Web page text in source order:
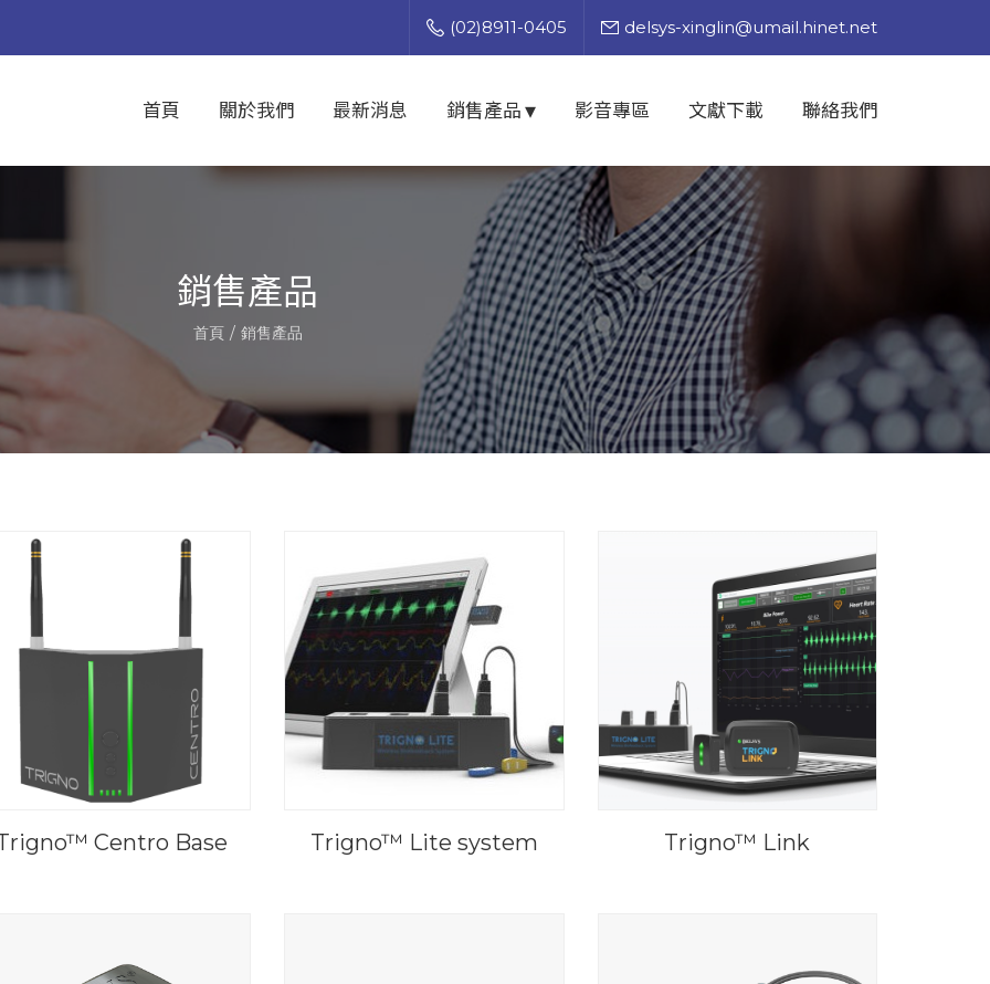
(02)8911-0405 delsys-xinglin@umail.hinet.net
首頁 關於我們 最新消息 銷售產品 影音專區 文獻下載 聯絡我們
銷售產品
首頁 銷售產品
Centro Base Trigno™ Lite system Trigno™ Link